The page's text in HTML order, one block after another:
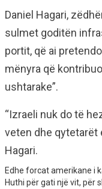
Daniel Hagari,
sulmet goditën
portit, që ai
mënyra që
ushtarake”.
“Izraeli nuk do të
veten dhe qytetarët
Hagari.
Edhe forcat amerikane i
Huthi për gati një vit, për